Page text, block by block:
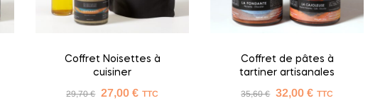
Coffret Noisettes à
cuisiner
29,70€ 27,00 € TTC
Coffret de pâtes à
tartiner artisanales
35,60€ 32,00 € TTC